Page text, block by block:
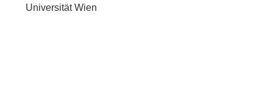
Universität Wien